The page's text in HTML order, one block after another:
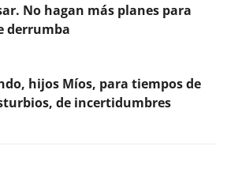
No hagan más planes para
derrumba
hijos Míos, para tiempos de
de incertidumbres